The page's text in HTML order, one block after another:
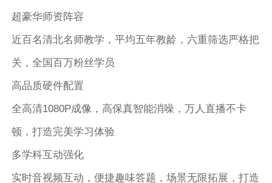
超豪华师资阵容
近百名清北名师教学，平均五年教龄，六重筛选严格把
关，全国百万粉丝学员
高品质硬件配置
全高清1080P成像，高保真智能消噪，万人直播不卡
顿，打造完美学习体验
多学科互动强化
实时音视频互动，便捷趣味答题，场景无限拓展，打造